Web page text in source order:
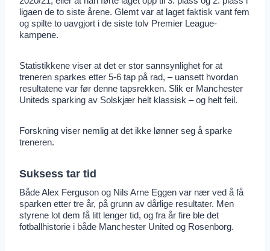
ligaen de to siste årene. Glemt var at laget faktisk vant fem
og spilte to uavgjort i de siste tolv Premier League-
kampene.
Statistikkene viser at det er stor sannsynlighet for at
treneren sparkes etter 5-6 tap på rad, – uansett hvordan
resultatene var før denne tapsrekken. Slik er Manchester
Uniteds sparking av Solskjær helt klassisk – og helt feil.
Forskning viser nemlig at det ikke lønner seg å sparke
treneren.
Suksess tar tid
Både Alex Ferguson og Nils Arne Eggen var nær ved å få
sparken etter tre år, på grunn av dårlige resultater. Men
styrene lot dem få litt lenger tid, og fra år fire ble det
fotballhistorie i både Manchester United og Rosenborg.